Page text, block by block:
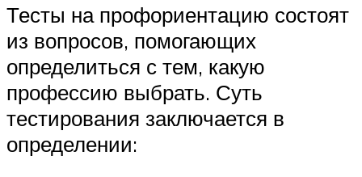
Тесты на профориентацию состоят
из вопросов, помогающих
определиться с тем, какую
профессию выбрать. Суть
тестирования заключается в
определении: